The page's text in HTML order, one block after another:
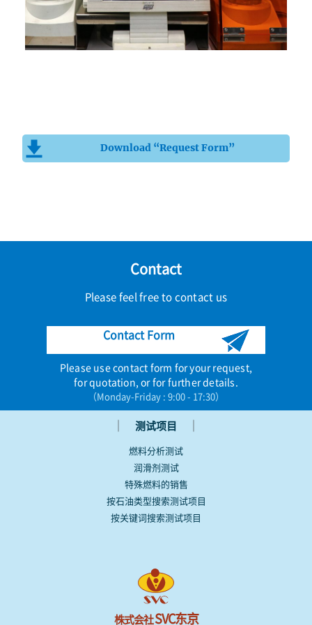
Download “Request Form”
Contact
Please feel free to contact us
Contact Form
Please use contact form for your request,
for quotation, or for further details.
（Monday-Friday : 9:00 - 17:30）
测试项目
燃料分析测试
润滑剂测试
特殊燃料的销售
按石油类型搜索测试项目
按关键词搜索测试项目
株式会社SVC东京